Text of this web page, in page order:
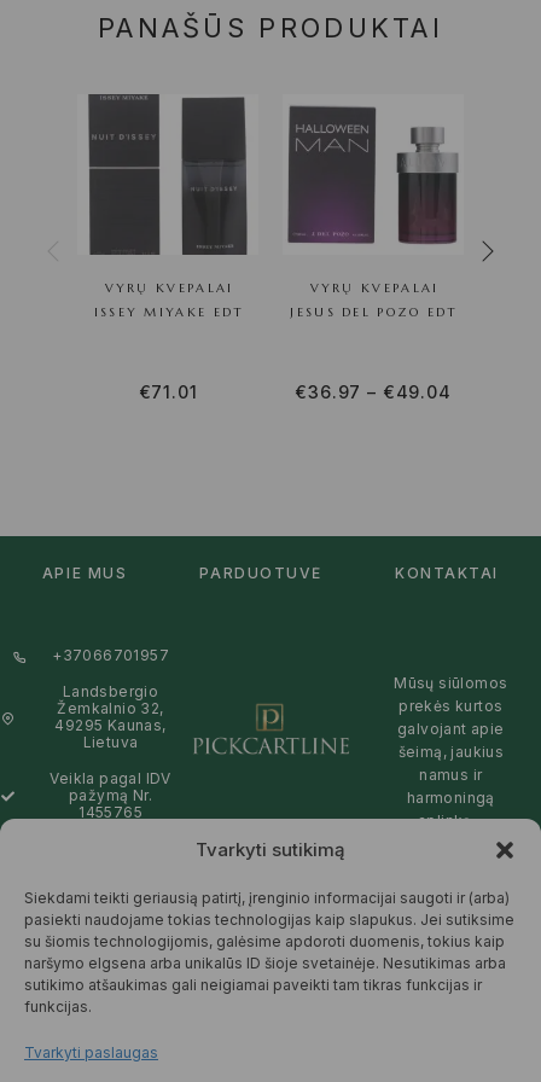
Tvarkyti sutikimą
Siekdami teikti geriausią patirtį, įrenginio informacijai saugoti ir (arba)
pasiekti naudojame tokias technologijas kaip slapukus. Jei sutiksime
su šiomis technologijomis, galėsime apdoroti duomenis, tokius kaip
naršymo elgsena arba unikalūs ID šioje svetainėje. Nesutikimas arba
sutikimo atšaukimas gali neigiamai paveikti tam tikras funkcijas ir
funkcijas.
Tvarkyti paslaugas
PANAŠŪS PRODUKTAI
VYRŲ KVEPALAI
ISSEY MIYAKE EDT
€71.01
VYRŲ KVEPALAI
JESUS DEL POZO EDT
€36.97 – €49.04
APIE MUS PARDUOTUVĖ KONTAKTAI
+37066701957
Landsbergio
Žemkalnio 32,
49295 Kaunas,
Lietuva
Veikla pagal IDV
pažymą Nr.
1455765
09:00 - 19:00
Mūsų siūlomos
prekės kurtos
galvojant apie
šeimą, jaukius
namus ir
harmoningą
aplinką –
draugiškos tiek
Jums, tiek
gamtai.
DAUGIAU